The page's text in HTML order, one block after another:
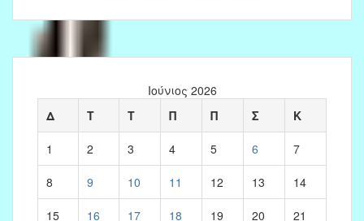
Ιούνιος 2026
Δ
Τ Τ Π Π Σ Κ
1 2 3 4 5 6 7
8 9 10 11 12 13 14
15 16 17 18 19 20 21